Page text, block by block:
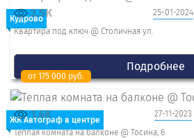
Кудрово
25-01-2024
2.5K
Квартира под ключ @ Столичная ул.
Подробнее
ЖК Автограф в центре
от 175 000 руб.
27-11-2023
1.4K
Теплая комната на балконе @ Тосина, 6